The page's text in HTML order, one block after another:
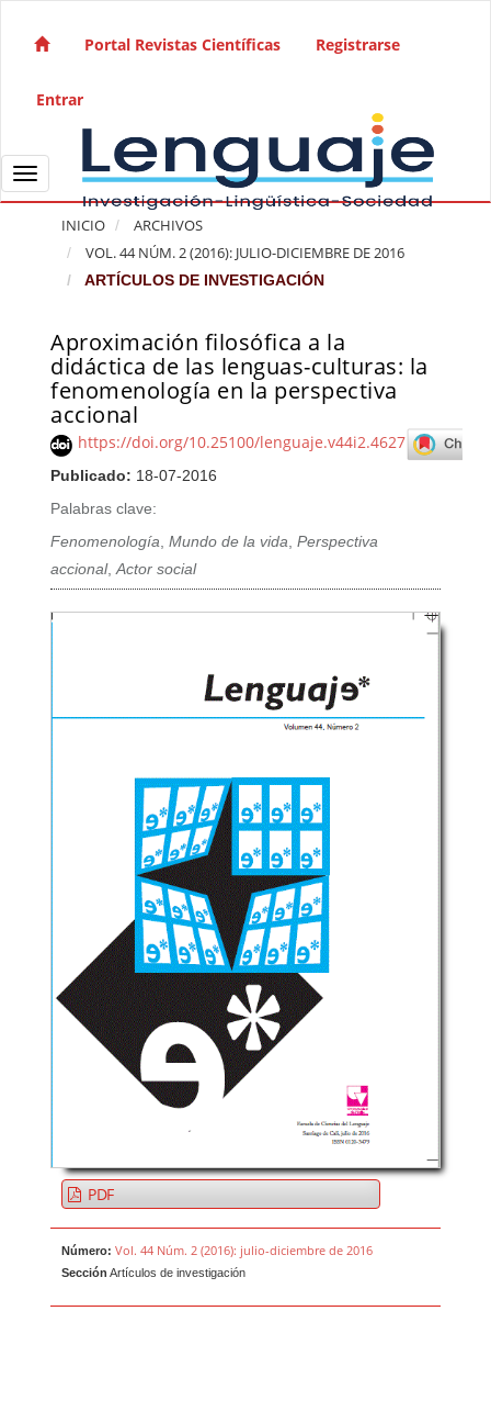
Navegación principal
Barra lateral
Portal Revistas Científicas Registrarse
Entrar
Toggle navigation
INICIO
ARCHIVOS
VOL. 44 NÚM. 2 (2016): JULIO-DICIEMBRE DE 2016
ARTÍCULOS DE INVESTIGACIÓN
Aproximación filosófica a la
didáctica de las lenguas-culturas: la
fenomenología en la perspectiva
accional
https://doi.org/10.25100/lenguaje.v44i2.4627
Publicado: 18-07-2016
Palabras clave:
Fenomenología,Mundo de la vida,Perspectiva
accional,Actor social
Barra lateral del artículo
PDF
Número: Vol. 44 Núm. 2 (2016): julio-diciembre de 2016
Sección Artículos de investigación